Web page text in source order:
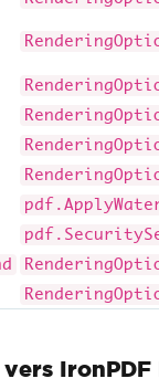
IronPDF